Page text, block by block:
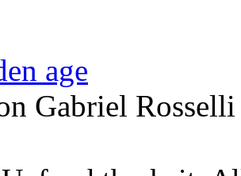
age
Gabriel Rosselli